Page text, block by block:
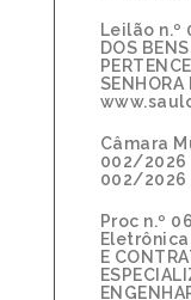
Leilão n.º
DOS
Câmara
002/2026
002/2026
Proc n.º
Eletrônica
E